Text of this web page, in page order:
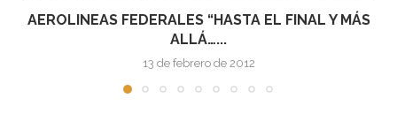
“HASTA EL FINAL Y MÁS
12NOV: